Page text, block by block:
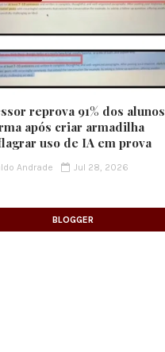
reprova 91% dos alunos
após criar armadilha
uso de IA em prova
Andrade Jul 28, 2026
BLOGGER